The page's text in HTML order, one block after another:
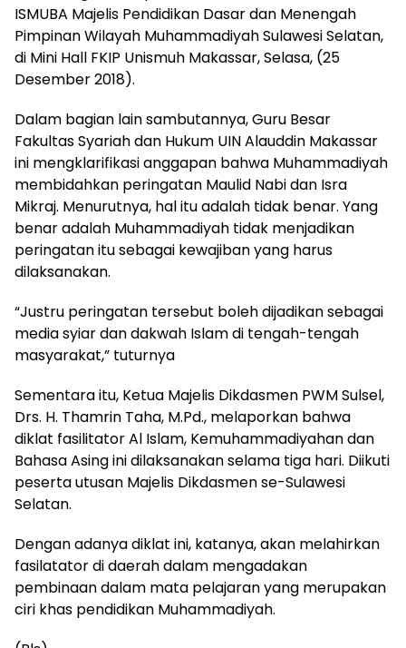
ISMUBA Majelis Pendidikan Dasar dan Menengah
Pimpinan Wilayah Muhammadiyah Sulawesi Selatan,
di Mini Hall FKIP Unismuh Makassar, Selasa, (25
Desember 2018).
Dalam bagian lain sambutannya, Guru Besar
Fakultas Syariah dan Hukum UIN Alauddin Makassar
ini mengklarifikasi anggapan bahwa Muhammadiyah
membidahkan peringatan Maulid Nabi dan Isra
Mikraj. Menurutnya, hal itu adalah tidak benar. Yang
benar adalah Muhammadiyah tidak menjadikan
peringatan itu sebagai kewajiban yang harus
dilaksanakan.
“Justru peringatan tersebut boleh dijadikan sebagai
media syiar dan dakwah Islam di tengah-tengah
masyarakat,” tuturnya
Sementara itu, Ketua Majelis Dikdasmen PWM Sulsel,
Drs. H. Thamrin Taha, M.Pd., melaporkan bahwa
diklat fasilitator Al Islam, Kemuhammadiyahan dan
Bahasa Asing ini dilaksanakan selama tiga hari. Diikuti
peserta utusan Majelis Dikdasmen se-Sulawesi
Selatan.
Dengan adanya diklat ini, katanya, akan melahirkan
fasilatator di daerah dalam mengadakan
pembinaan dalam mata pelajaran yang merupakan
ciri khas pendidikan Muhammadiyah.